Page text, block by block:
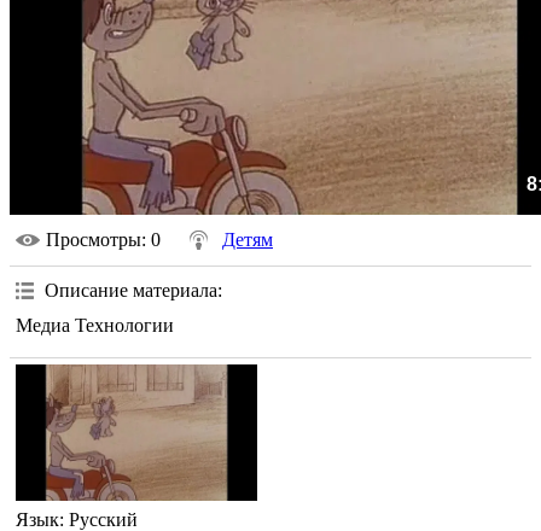
Просмотры: 0 Детям
Описание материала:
Медиа Технологии
Язык: Русский